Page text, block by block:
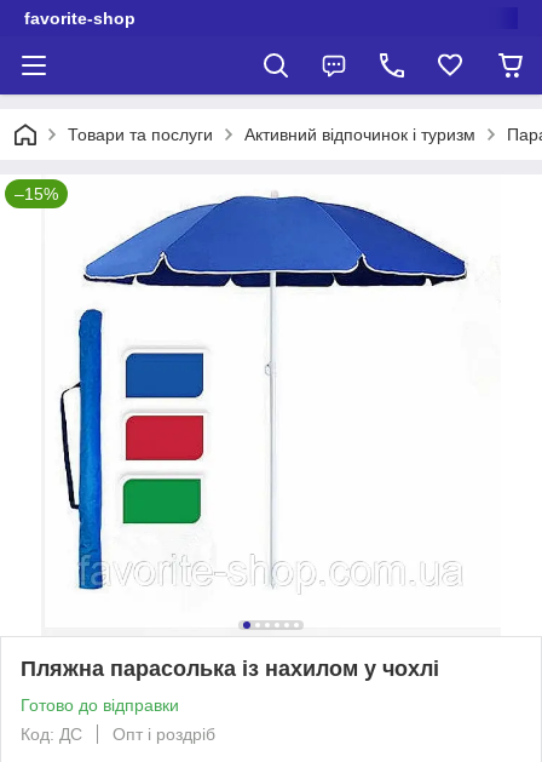
favorite-shop
Товари та послуги Активний відпочинок і туризм
–15%
Пляжна парасолька із нахилом у чохлі
Готово до відправки
Код: ДС
Опт і роздріб